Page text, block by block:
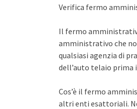
Verifica fermo
Il fermo
amministrativo che
qualsiasi agenzia di
dell’auto telaio prima
Cos’è il fermo
altri enti esattoriali.